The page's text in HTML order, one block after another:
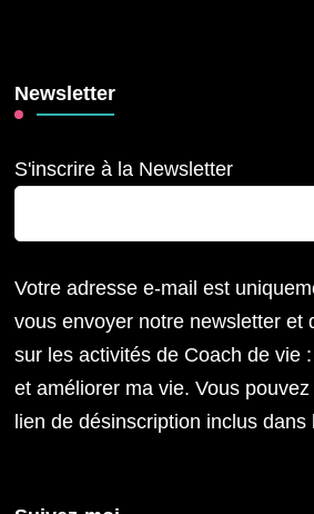
Newsletter
S'inscrire à la Newsletter
Votre adresse e-mail est
vous envoyer notre newsletter et
sur les activités de Coach de vie
et améliorer ma vie. Vous
lien de désinscription inclus dans